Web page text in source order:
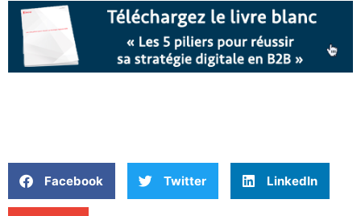
Facebook Twitter LinkedIn